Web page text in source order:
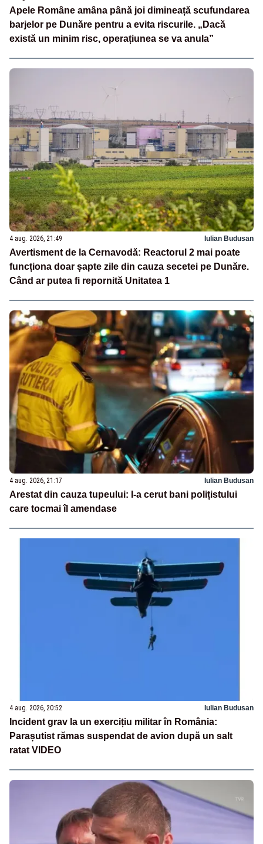
Apele Române amâna până joi dimineață scufundarea
barjelor pe Dunăre pentru a evita riscurile. „Dacă
există un minim risc, operațiunea se va anula”
4 aug. 2026, 21:49 Iulian Budusan
Avertisment de la Cernavodă: Reactorul 2 mai poate
funcționa doar șapte zile din cauza secetei pe Dunăre.
Când ar putea fi repornită Unitatea 1
4 aug. 2026, 21:17 Iulian Budusan
Arestat din cauza tupeului: I-a cerut bani polițistului
care tocmai îl amendase
4 aug. 2026, 20:52 Iulian Budusan
Incident grav la un exercițiu militar în România:
Parașutist rămas suspendat de avion după un salt
ratat VIDEO